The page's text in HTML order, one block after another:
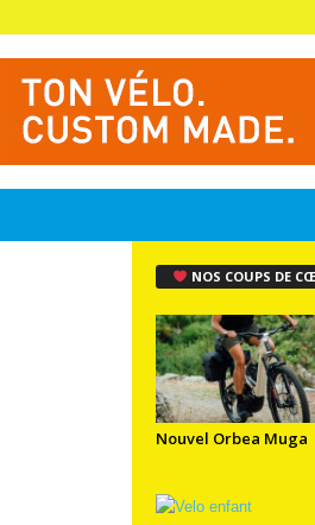
NOS COUPS DE
Nouvel Orbea Muga